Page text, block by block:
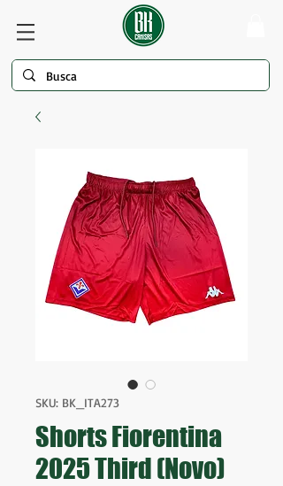
SKU: BK_ITA273
Shorts Fiorentina
2025 Third (Novo)